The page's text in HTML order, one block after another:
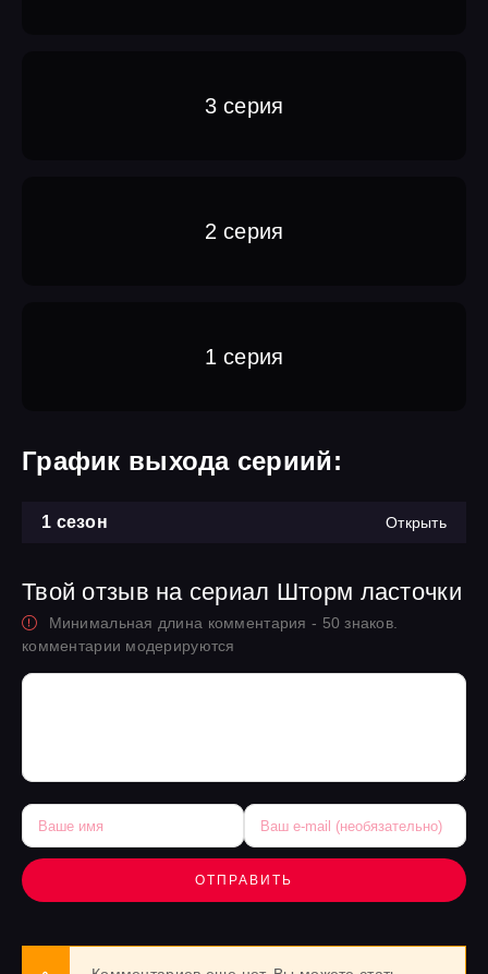
3 серия
2 серия
1 серия
График выхода сериий:
1 сезон Открыть
Твой отзыв на сериал Шторм ласточки
Минимальная длина комментария - 50 знаков.
комментарии модерируются
ОТПРАВИТЬ